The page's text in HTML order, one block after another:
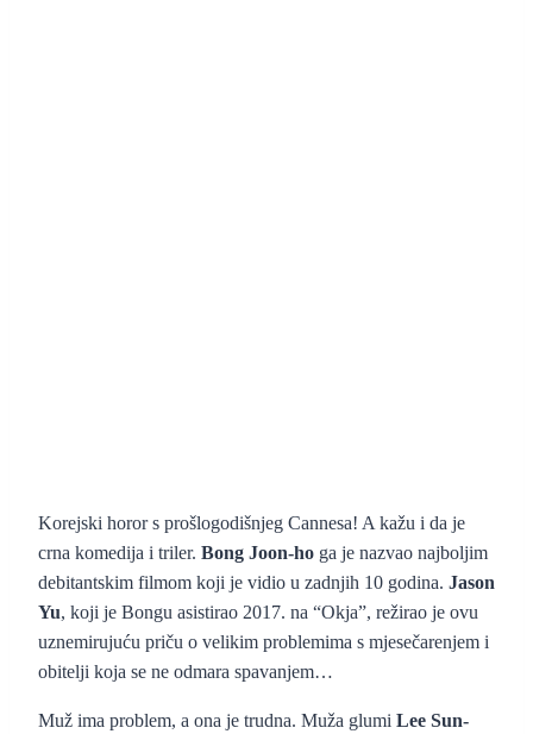
Korejski horor s prošlogodišnjeg Cannesa! A kažu i da je
crna komedija i triler. Bong Joon-ho ga je nazvao najboljim
debitantskim filmom koji je vidio u zadnjih 10 godina. Jason
Yu, koji je Bongu asistirao 2017. na “Okja”, režirao je ovu
uznemirujuću priču o velikim problemima s mjesečarenjem i
obitelji koja se ne odmara spavanjem…
Muž ima problem, a ona je trudna. Muža glumi Lee Sun-